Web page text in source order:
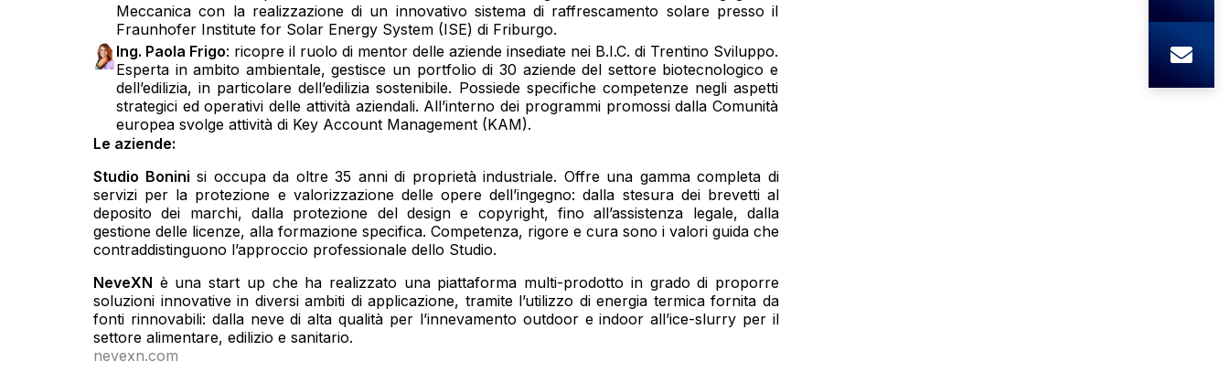
Meccanica con la realizzazione di un innovativo sistema di raffrescamento solare presso il
Fraunhofer Institute for Solar Energy System (ISE) di Friburgo.
Ing. Paola Frigo: ricopre il ruolo di mentor delle aziende insediate nei B.I.C. di Trentino Sviluppo.
Esperta in ambito ambientale, gestisce un portfolio di 30 aziende del settore biotecnologico e
dell’edilizia, in particolare dell’edilizia sostenibile. Possiede specifiche competenze negli aspetti
strategici ed operativi delle attività aziendali. All’interno dei programmi promossi dalla Comunità
europea svolge attività di Key Account Management (KAM).
Le aziende:
Studio Bonini si occupa da oltre 35 anni di proprietà industriale. Offre una gamma completa di
servizi per la protezione e valorizzazione delle opere dell’ingegno: dalla stesura dei brevetti al
deposito dei marchi, dalla protezione del design e copyright, fino all’assistenza legale, dalla
gestione delle licenze, alla formazione specifica. Competenza, rigore e cura sono i valori guida che
contraddistinguono l’approccio professionale dello Studio.
NeveXN è una start up che ha realizzato una piattaforma multi-prodotto in grado di proporre
soluzioni innovative in diversi ambiti di applicazione, tramite l’utilizzo di energia termica fornita da
fonti rinnovabili: dalla neve di alta qualità per l’innevamento outdoor e indoor all’ice-slurry per il
settore alimentare, edilizio e sanitario.
nevexn.com